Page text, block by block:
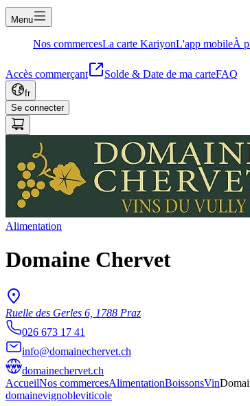
Menu
Nos commercesLa carte KariyonL'app mobileÀ
Accès commerçant Solde & Date de ma carteFAQ
fr
Se connecter
Alimentation
Domaine Chervet
Ruelle des Gerles 6, 1788 Praz
026 673 17 41
info@domainechervet.ch
domainechervet.ch
AccueilNos commercesAlimentationBoissonsVin
domainevignobleviticole